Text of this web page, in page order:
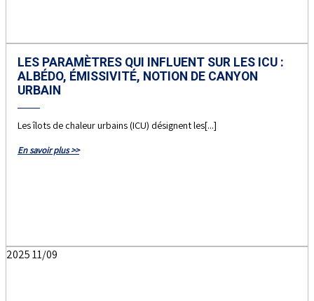
LES PARAMÈTRES QUI INFLUENT SUR LES ICU :
ALBÉDO, ÉMISSIVITÉ, NOTION DE CANYON
URBAIN
Les îlots de chaleur urbains (ICU) désignent les[...]
En savoir plus >>
202511/09